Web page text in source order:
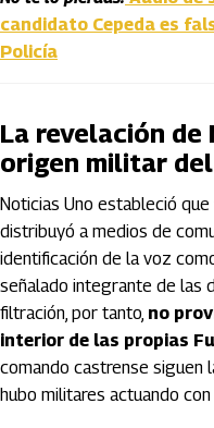
candidato Cepeda es
Policía
La revelación de
origen militar
Noticias Uno estableció que
distribuyó a medios de
identificación de la voz
señalado integrante de las
filtración, por tanto, no
interior de las propias
comando castrense siguen
hubo militares actuando con